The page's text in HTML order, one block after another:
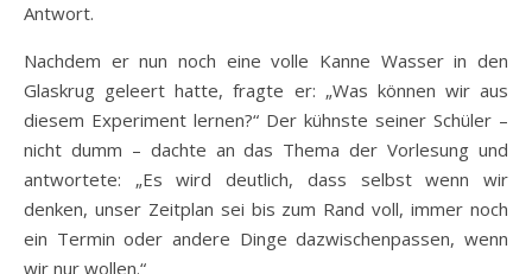
Antwort.
Nachdem er nun noch eine volle Kanne Wasser in den
Glaskrug geleert hatte, fragte er: „Was können wir aus
diesem Experiment lernen?“ Der kühnste seiner Schüler –
nicht dumm – dachte an das Thema der Vorlesung und
antwortete: „Es wird deutlich, dass selbst wenn wir
denken, unser Zeitplan sei bis zum Rand voll, immer noch
ein Termin oder andere Dinge dazwischenpassen, wenn
wir nur wollen.“